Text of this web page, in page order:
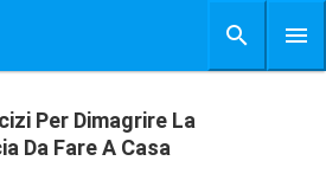
Per Dimagrire La
Da Fare A Casa